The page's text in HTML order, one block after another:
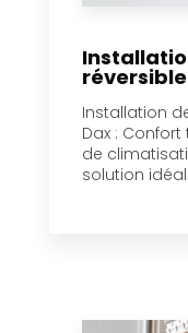
réversible
Installation
Dax :
de
solution